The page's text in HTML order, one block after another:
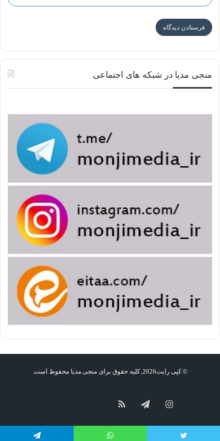
امام مهدی(عج) را صاحب الامر نیز می نامند؛ زیرا آن حضرت،
از جمله در قرآن کریم
می فرماید: «ای کسانی که ایمان آورده اید، از خدا و پیامبرش و
صاحبان امر، پیروی کنید».
روایت معتبری در تفسیر این آیه، تصریح دارد که مراد از «اولی
امامان معصوم و خاندان پیامبر اکرم(ص)اند که نخستین
آنان، حضرت علی بن ابی طالب علیه السلام و واپسین آنان،
حجت بن الحسن العسکری؛ امام زمان(عج) است.
یکی دیگر از القاب امام زمان(عج)، خلف صالح است که این تعبیر
فرزندان من است. مهدیِ این امّت اوست.
منجی مدیا در شبکه های اجتماعی
© کپی رایت2026, کلیه حقوق برای منجی مدیا محفوظ است.
اینستاگرامتلگرامخوراک